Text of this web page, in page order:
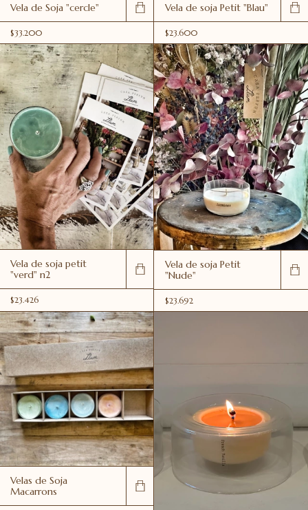
Vela de Soja "cercle"
$33.200
Vela de soja Petit "Blau"
$23.600
Vela de soja petit
"verd" n2
$23.426
Vela de soja Petit
"Nude"
$23.692
Velas de Soja
Macarrons